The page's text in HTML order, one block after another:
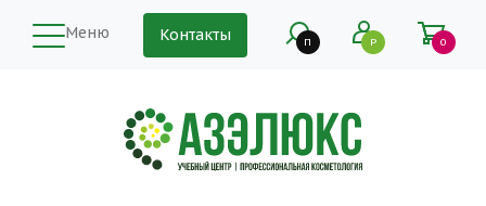
Меню Контакты П Р 0